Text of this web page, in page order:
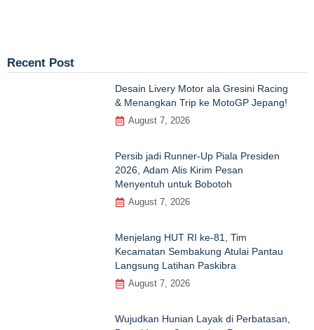
Recent Post
Desain Livery Motor ala Gresini Racing
& Menangkan Trip ke MotoGP Jepang!
August 7, 2026
Persib jadi Runner-Up Piala Presiden
2026, Adam Alis Kirim Pesan
Menyentuh untuk Bobotoh
August 7, 2026
Menjelang HUT RI ke‑81, Tim
Kecamatan Sembakung Atulai Pantau
Langsung Latihan Paskibra
August 7, 2026
Wujudkan Hunian Layak di Perbatasan,